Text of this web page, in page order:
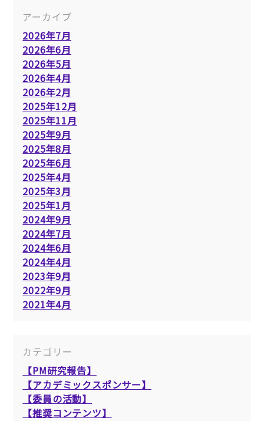
アーカイブ
2026年7月
2026年6月
2026年5月
2026年4月
2026年2月
2025年12月
2025年11月
2025年9月
2025年8月
2025年6月
2025年4月
2025年3月
2025年1月
2024年9月
2024年7月
2024年6月
2024年4月
2023年9月
2022年9月
2021年4月
カテゴリー
【PM研究報告】
【アカデミックスポンサー】
【委員の活動】
【推奨コンテンツ】